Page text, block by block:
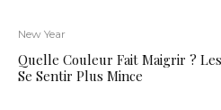
New Year
Quelle Couleur Fait Maigrir ?
Se Sentir Plus Mince